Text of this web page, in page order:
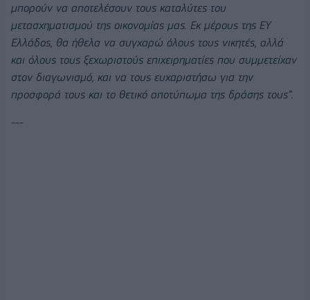
μπορούν να αποτελέσουν τους καταλύτες του
μετασχηματισμού της οικονομίας μας. Εκ μέρους της EY
Ελλάδος, θα ήθελα να συγχαρώ όλους τους νικητές, αλλά
και όλους τους ξεχωριστούς επιχειρηματίες που συμμετείχαν
στον διαγωνισμό, και να τους ευχαριστήσω για την
προσφορά τους και το θετικό αποτύπωμα της δράσης τους”.
---